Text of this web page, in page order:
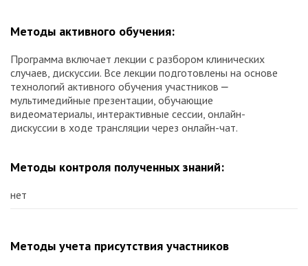
Методы активного обучения:
Программа включает лекции с разбором клинических
случаев, дискуссии. Все лекции подготовлены на основе
технологий активного обучения участников ⎼
мультимедийные презентации, обучающие
видеоматериалы, интерактивные сессии, онлайн-
дискуссии в ходе трансляции через онлайн-чат.
Методы контроля полученных знаний:
нет
Методы учета присутствия участников